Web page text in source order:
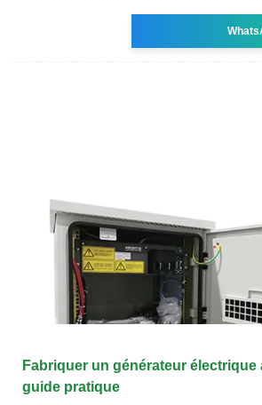
Fabriquer un générateur électrique
guide pratique